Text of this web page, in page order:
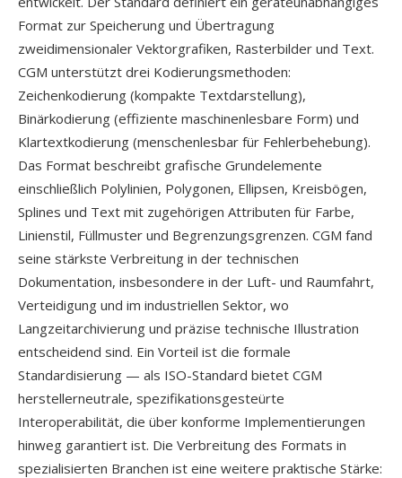
Format zur Speicherung und Übertragung
zweidimensionaler Vektorgrafiken, Rasterbilder und Text.
CGM unterstützt drei Kodierungsmethoden:
Zeichenkodierung (kompakte Textdarstellung),
Binärkodierung (effiziente maschinenlesbare Form) und
Klartextkodierung (menschenlesbar für Fehlerbehebung).
Das Format beschreibt grafische Grundelemente
einschließlich Polylinien, Polygonen, Ellipsen, Kreisbögen,
Splines und Text mit zugehörigen Attributen für Farbe,
Linienstil, Füllmuster und Begrenzungsgrenzen. CGM fand
seine stärkste Verbreitung in der technischen
Dokumentation, insbesondere in der Luft- und Raumfahrt,
Verteidigung und im industriellen Sektor, wo
Langzeitarchivierung und präzise technische Illustration
entscheidend sind. Ein Vorteil ist die formale
Standardisierung — als ISO-Standard bietet CGM
herstellerneutrale, spezifikationsgesteürte
Interoperabilität, die über konforme Implementierungen
hinweg garantiert ist. Die Verbreitung des Formats in
spezialisierten Branchen ist eine weitere praktische Stärke: